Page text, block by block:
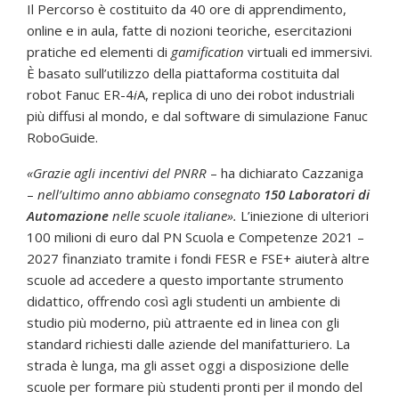
Il Percorso è costituito da 40 ore di apprendimento,
online e in aula, fatte di nozioni teoriche, esercitazioni
pratiche ed elementi di gamification virtuali ed immersivi.
È basato sull’utilizzo della piattaforma costituita dal
robot Fanuc ER-4iA, replica di uno dei robot industriali
più diffusi al mondo, e dal software di simulazione Fanuc
RoboGuide.
«Grazie agli incentivi del PNRR – ha dichiarato Cazzaniga
– nell’ultimo anno abbiamo consegnato 150 Laboratori di
Automazione nelle scuole italiane». L’iniezione di ulteriori
100 milioni di euro dal PN Scuola e Competenze 2021 –
2027 finanziato tramite i fondi FESR e FSE+ aiuterà altre
scuole ad accedere a questo importante strumento
didattico, offrendo così agli studenti un ambiente di
studio più moderno, più attraente ed in linea con gli
standard richiesti dalle aziende del manifatturiero. La
strada è lunga, ma gli asset oggi a disposizione delle
scuole per formare più studenti pronti per il mondo del